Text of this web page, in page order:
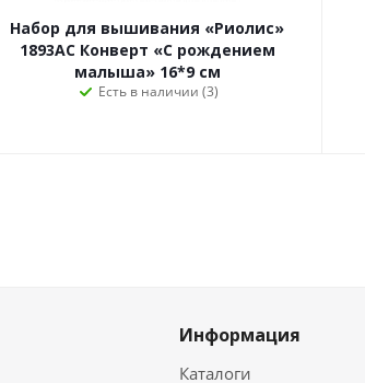
Набор для вышивания «Риолис»
1893АС Конверт «С рождением
малыша» 16*9 см
Есть в наличии (3)
Информация
Каталоги